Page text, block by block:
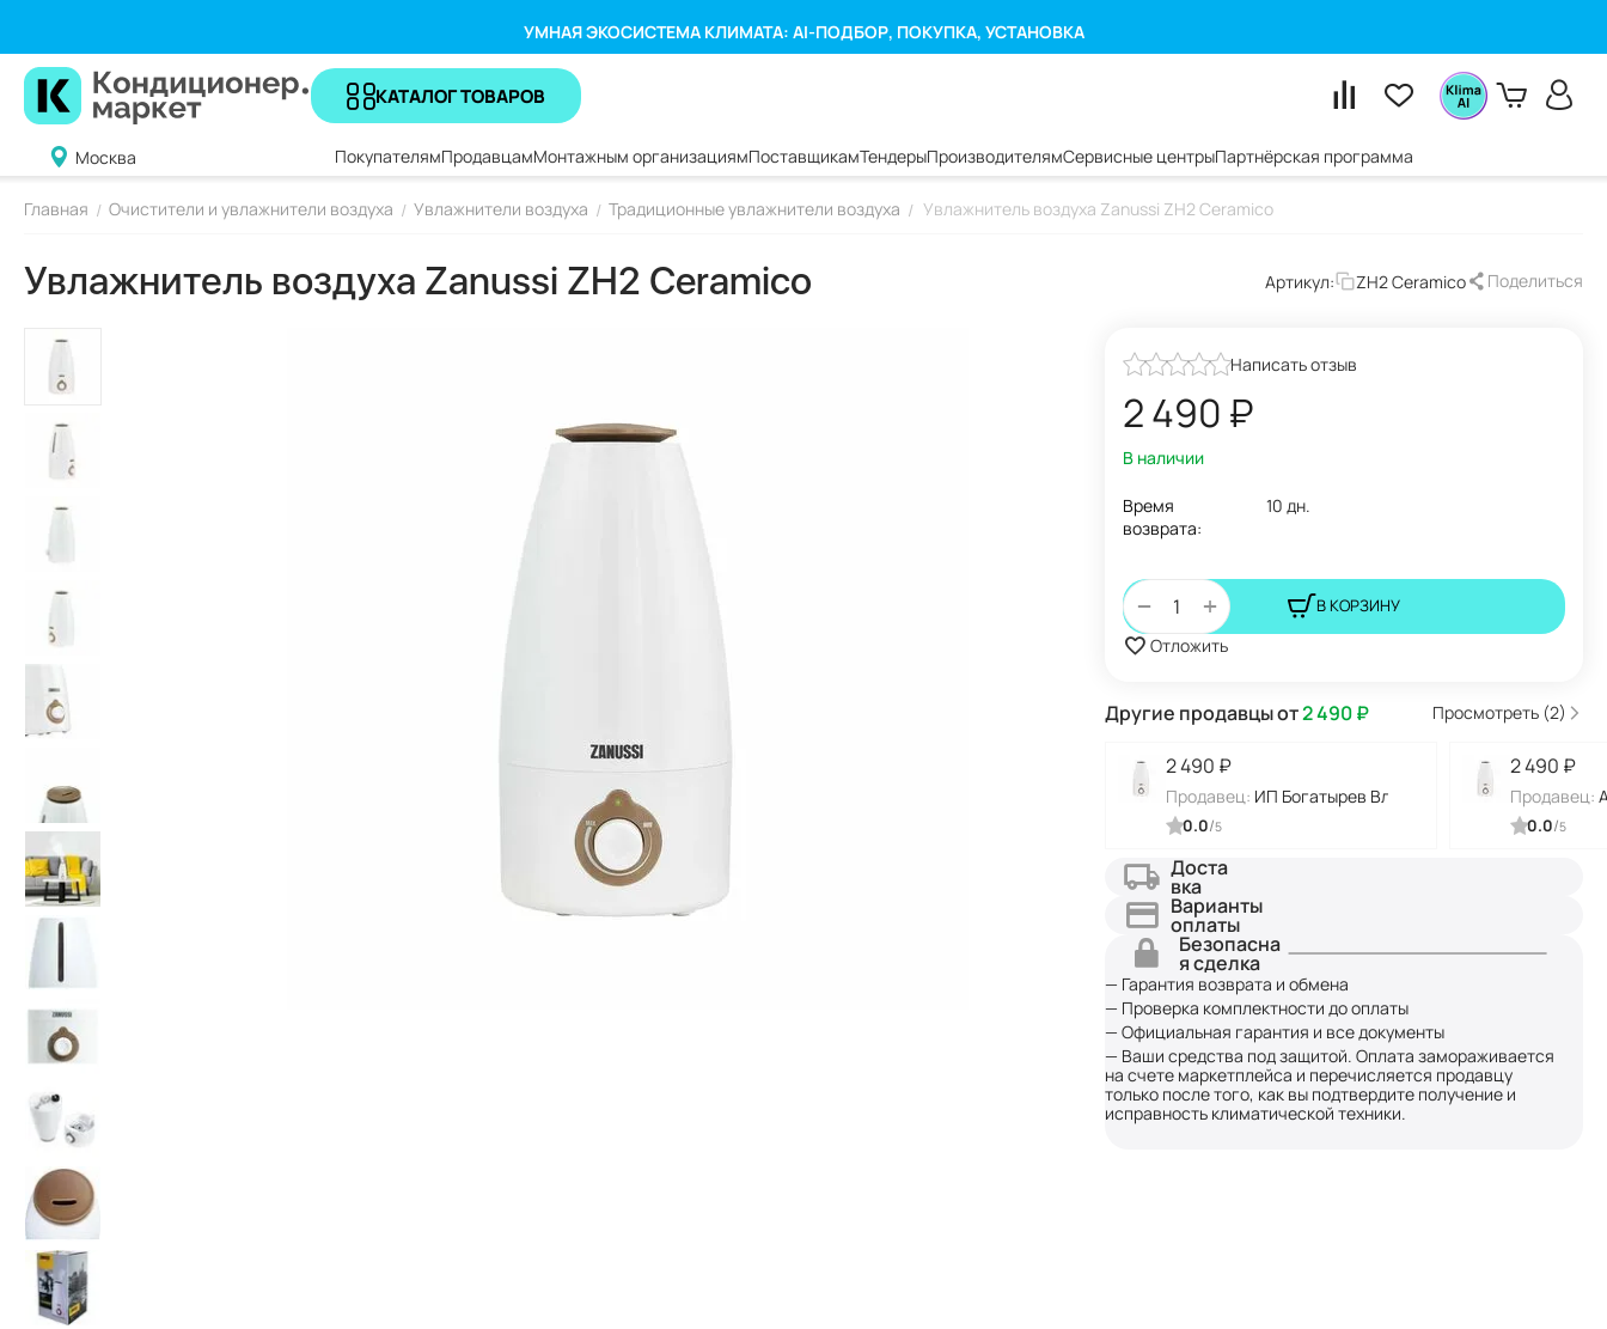
УМНАЯ ЭКОСИСТЕМА КЛИМАТА: AI-ПОДБОР, ПОКУПКА, УСТАНОВКА
КАТАЛОГ ТОВАРОВ
Москва ПокупателямПродавцамМонтажным организациямПоставщикамТендерыПроизводителямСервисные центрыПартнёрская программа
Главная / Очистители и увлажнители воздуха / Увлажнители воздуха / Традиционные увлажнители воздуха / Увлажнитель воздуха Zanussi ZH2 Ceramico
Увлажнитель воздуха Zanussi ZH2 Ceramico Артикул: ZH2 Ceramico Поделиться
Написать отзыв
2 490 ₽
В наличии
Время
возврата:
10 дн.
+
− В КОРЗИНУ
Отложить
Другие продавцы от2 490₽ Просмотреть (2)
2 490 ₽
Продавец: ИП Богатырев Владимир Николаевич
0.0/5
2 490 ₽
Продавец:
0.0/5
Доста
вка
Варианты
оплаты
Безопасна
я сделка
— Гарантия возврата и обмена
— Проверка комплектности до оплаты
— Официальная гарантия и все документы
— Ваши средства под защитой. Оплата замораживается
на счете маркетплейса и перечисляется продавцу
только после того, как вы подтвердите получение и
исправность климатической техники.